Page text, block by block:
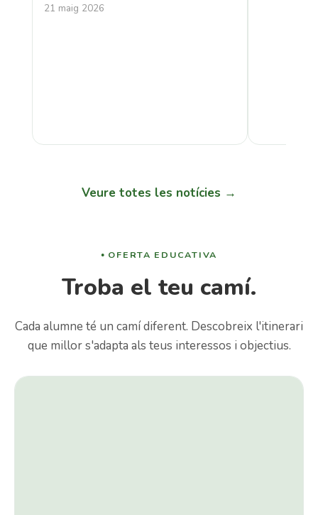
21 maig 2026
Veure totes les notícies →
OFERTA EDUCATIVA
Troba el teu camí.
Cada alumne té un camí diferent. Descobreix l'itinerari
que millor s'adapta als teus interessos i objectius.